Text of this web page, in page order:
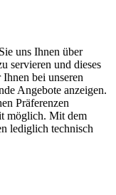
uns Ihnen über
servieren und dieses
bei unseren
Angebote anzeigen.
Präferenzen
möglich. Mit dem
lediglich technisch